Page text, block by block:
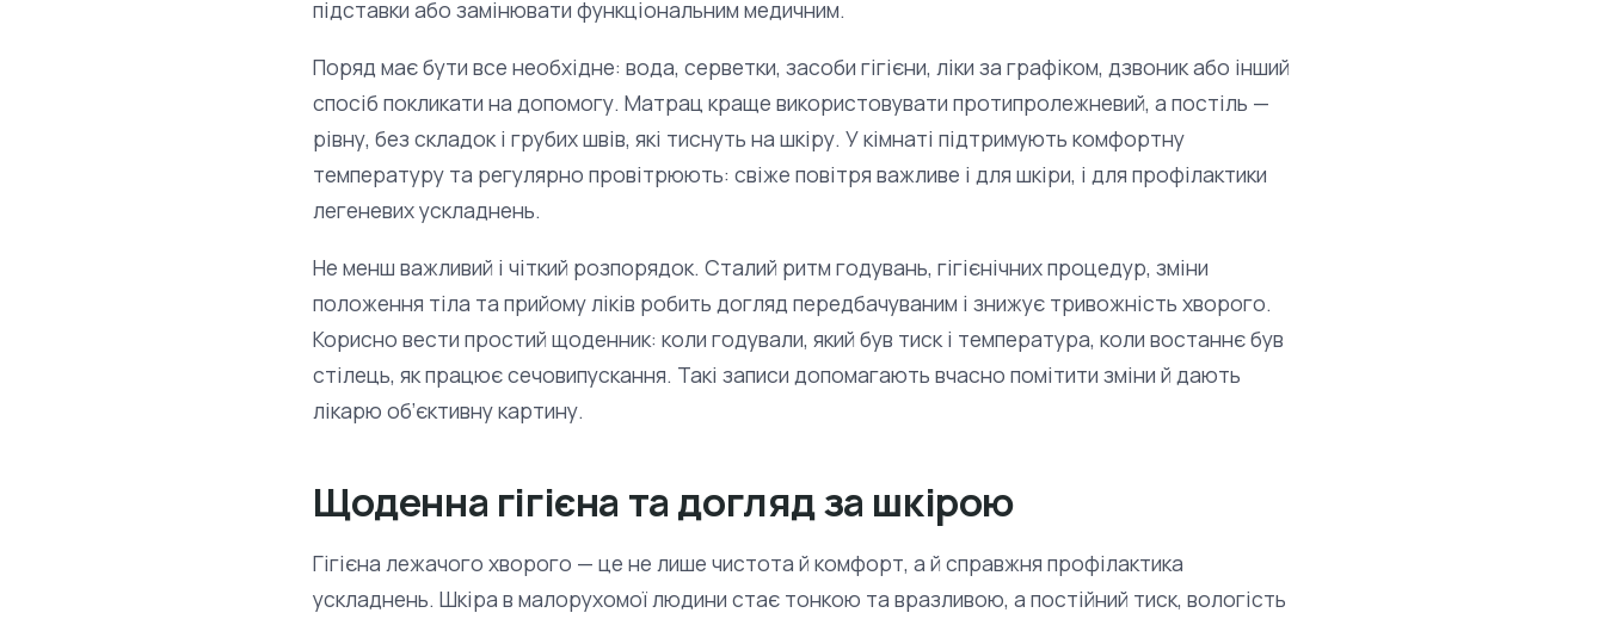
підставки або замінювати функціональним медичним.
Поряд має бути все необхідне: вода, серветки, засоби гігієни, ліки за графіком, дзвоник або інший
спосіб покликати на допомогу. Матрац краще використовувати протипролежневий, а постіль —
рівну, без складок і грубих швів, які тиснуть на шкіру. У кімнаті підтримують комфортну
температуру та регулярно провітрюють: свіже повітря важливе і для шкіри, і для профілактики
легеневих ускладнень.
Не менш важливий і чіткий розпорядок. Сталий ритм годувань, гігієнічних процедур, зміни
положення тіла та прийому ліків робить догляд передбачуваним і знижує тривожність хворого.
Корисно вести простий щоденник: коли годували, який був тиск і температура, коли востаннє був
стілець, як працює сечовипускання. Такі записи допомагають вчасно помітити зміни й дають
лікарю об’єктивну картину.
Щоденна гігієна та догляд за шкірою
Гігієна лежачого хворого — це не лише чистота й комфорт, а й справжня профілактика
ускладнень. Шкіра в малорухомої людини стає тонкою та вразливою, а постійний тиск, вологість